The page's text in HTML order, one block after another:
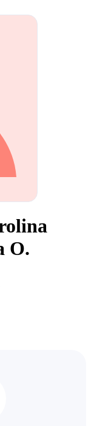
O.